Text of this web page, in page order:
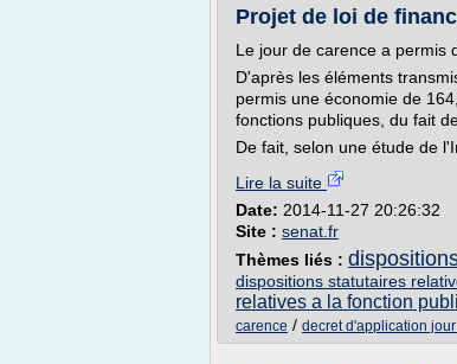
Projet de loi de
Le jour de carence a permis
D'après les éléments
permis une économie de
fonctions publiques, du fait
De fait, selon une étude de
Lire la suite
Date: 2014-11-27 20:26:32
Site : senat.fr
Thèmes liés :
dispositions statutaires
relatives a la fonction
carence / decret d'application